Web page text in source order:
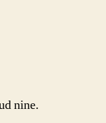
nine.